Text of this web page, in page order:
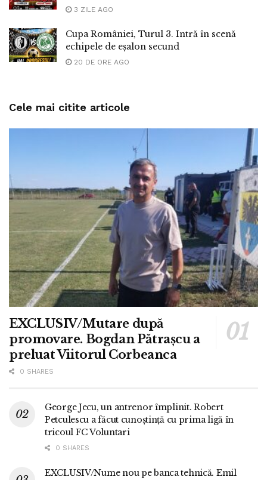
3 ZILE AGO
Cupa României, Turul 3. Intră în scenă
echipele de eșalon secund
20 DE ORE AGO
Cele mai citite articole
EXCLUSIV/Mutare după
promovare. Bogdan Pătrașcu a
preluat Viitorul Corbeanca
0 SHARES
George Jecu, un antrenor împlinit. Robert
Petculescu a făcut cunoștință cu prima ligă în
tricoul FC Voluntari
0 SHARES
EXCLUSIV/Nume nou pe banca tehnică. Emil